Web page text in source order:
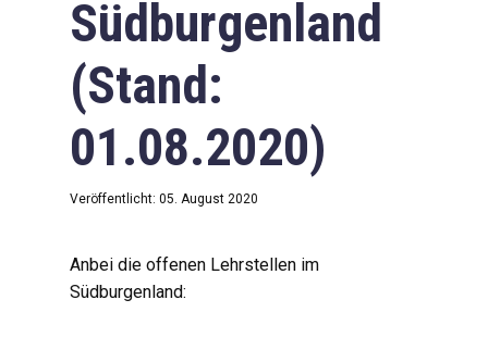
Südburgenland
(Stand:
01.08.2020)
Veröffentlicht: 05. August 2020
Anbei die offenen Lehrstellen im
Südburgenland: